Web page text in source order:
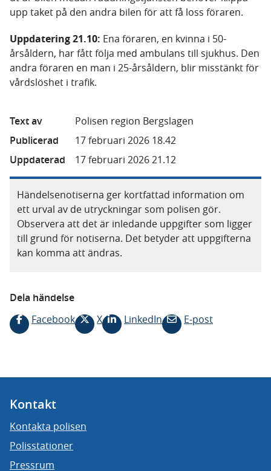
upp taket på den andra bilen för att få loss föraren.
Uppdatering 21.10: Ena föraren, en kvinna i 50-
årsåldern, har fått följa med ambulans till sjukhus. Den
andra föraren en man i 25-årsåldern, blir misstänkt för
vårdslöshet i trafik.
Text av
Polisen region Bergslagen
Publicerad
17 februari 2026 18.42
Uppdaterad
17 februari 2026 21.12
Händelsenotiserna ger kortfattad information om
ett urval av de utryckningar som polisen gör.
Observera att det är inledande uppgifter som ligger
till grund för notiserna. Det betyder att uppgifterna
kan komma att ändras.
Dela händelse
Facebook
X LinkedIn E-post
Kontakt
Kontakta polisen
Polisstationer
Pressrum